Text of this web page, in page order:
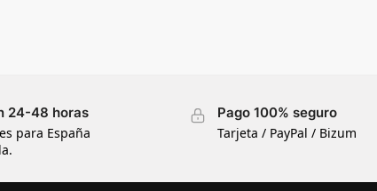
24-48 horas
para España
Pago 100% seguro
Tarjeta / PayPal / Bizum